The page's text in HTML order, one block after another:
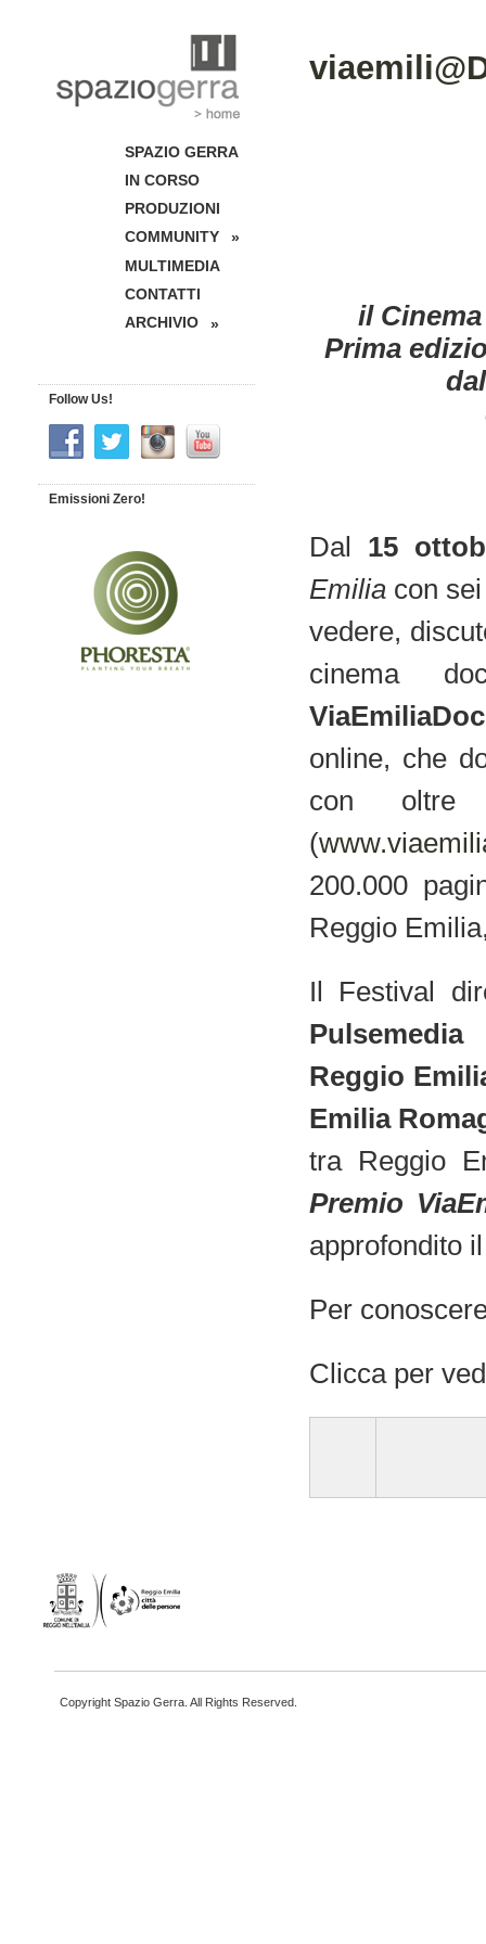
il
Prima
Dal 15
Emilia con
vedere,
cinema
online, che
con oltre
(
200.000
Reggio
Il Festival
Pulsemedia
Reggio
Emilia
tra Reggio
Premio
approfondito
Per
Clicca per
SPAZIO GERRA
IN CORSO
PRODUZIONI
COMMUNITY
»
MULTIMEDIA
CONTATTI
ARCHIVIO
»
Follow Us!
Emissioni Zero!
Copyright Spazio Gerra. All Rights Reserved.